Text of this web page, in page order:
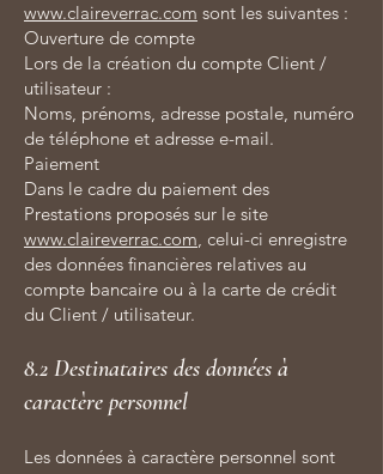
www.claireverrac.com sont les suivantes :
Ouverture de compte
Lors de la création du compte Client /
utilisateur :
Noms, prénoms, adresse postale, numéro
de téléphone et adresse e-mail.
Paiement
Dans le cadre du paiement des
Prestations proposés sur le site
www.claireverrac.com, celui-ci enregistre
des données financières relatives au
compte bancaire ou à la carte de crédit
du Client / utilisateur.
8.2 Destinataires des données à
caractère personnel
Les données à caractère personnel sont